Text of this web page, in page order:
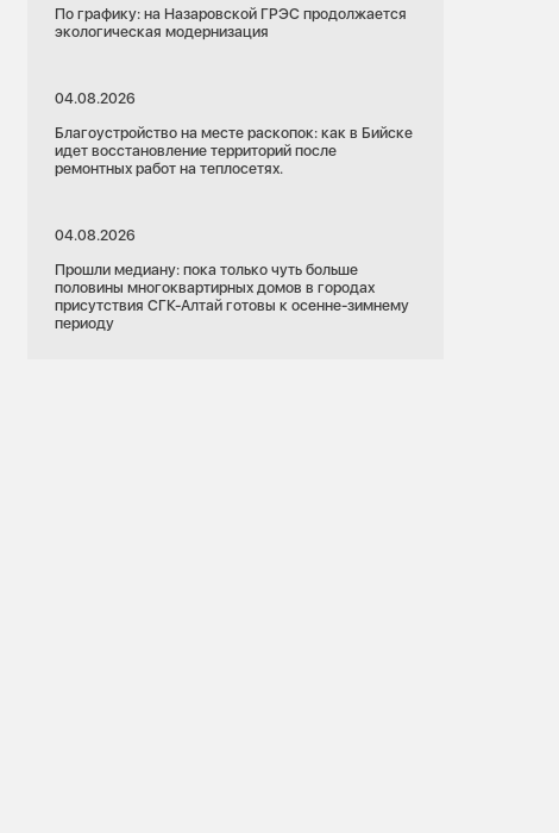
По графику: на Назаровской ГРЭС продолжается
экологическая модернизация
04.08.2026
Благоустройство на месте раскопок: как в Бийске
идет восстановление территорий после
ремонтных работ на теплосетях.
04.08.2026
Прошли медиану: пока только чуть больше
половины многоквартирных домов в городах
присутствия СГК-Алтай готовы к осенне-зимнему
периоду